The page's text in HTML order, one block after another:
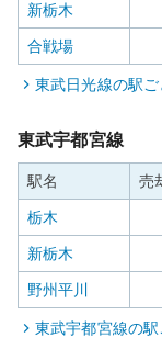
新栃木
合戦場
東武日光線の駅
東武宇都宮線
駅名 売
栃木
新栃木
野州平川
東武宇都宮線の